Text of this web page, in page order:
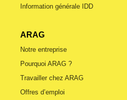
Information générale IDD
ARAG
Notre entreprise
Pourquoi ARAG ?
Travailler chez ARAG
Offres d’emploi